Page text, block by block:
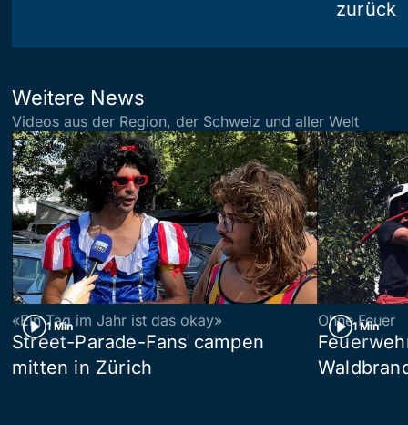
zurück
Weitere News
Videos aus der Region, der Schweiz und aller Welt
1 Min
«Ein Tag im Jahr ist das okay»
Street-Parade-Fans campen
mitten in Zürich
1 Min
Ohne Feuer